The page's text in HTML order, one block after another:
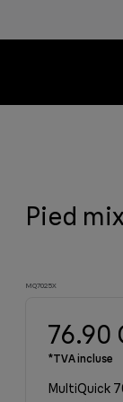
Pied
MQ7025X
76.90
*TVA incluse
MultiQuick